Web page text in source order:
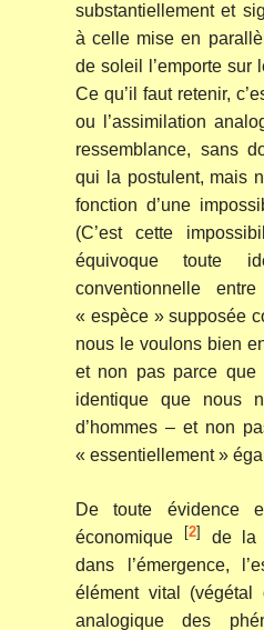
substantiellement et
à celle mise en
de soleil l’emporte sur
Ce qu’il faut retenir,
ou l’assimilation
ressemblance, sans
qui la postulent, mais
fonction d’une
(C’est cette
équivoque toute
conventionnelle
« espèce » supposée
nous le voulons bien
et non pas parce que
identique que nous
d’hommes – et non
« essentiellement »
De toute évidence
économique [2]
de la
dans l’émergence,
élément vital (végétal
analogique des